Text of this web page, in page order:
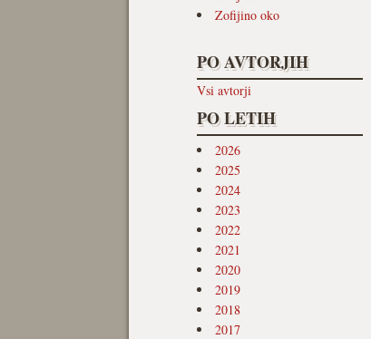
Zofijino oko
PO AVTORJIH
Vsi avtorji
PO LETIH
2026
2025
2024
2023
2022
2021
2020
2019
2018
2017